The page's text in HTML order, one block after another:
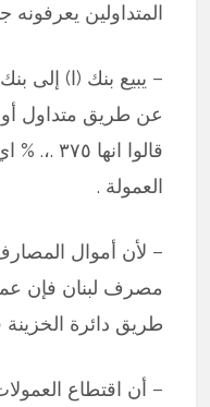
المتداولين يعرفونه
– يبيع بنك (ا) إلى
عن طريق متداول أو
قالوا
العمولة .
– لأن أموال
مصرف لبنان فإن
طريق دائرة
– أن اقتطاع